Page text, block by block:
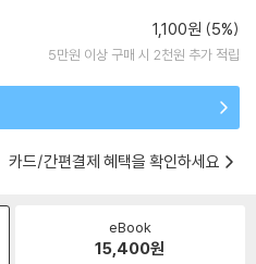
1,100원 (5%)
5만원 이상 구매 시 2천원 추가 적립
카드/간편결제 혜택을 확인하세요
eBook
15,400원